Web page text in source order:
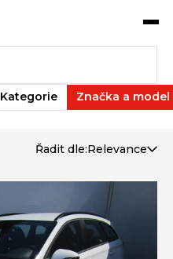
Kategorie Značka a model
Řadit dle:Relevance